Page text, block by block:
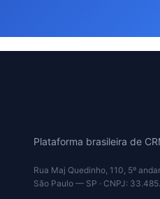
Plataforma brasileira de
Rua Maj Quedinho, 110, 5º
São Paulo — SP · CNPJ: